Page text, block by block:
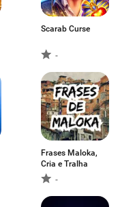
Scarab Curse
-
Frases Maloka,
Cria e Tralha
-